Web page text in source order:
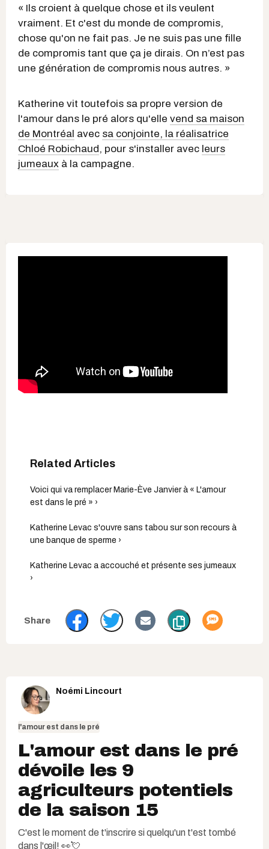
« Ils croient à quelque chose et ils veulent
vraiment. Et c'est du monde de compromis,
chose qu'on ne fait pas. Je ne suis pas une fille
de compromis tant que ça je dirais. On n’est pas
une génération de compromis nous autres. »
Katherine vit toutefois sa propre version de
l'amour dans le pré alors qu'elle vend sa maison
de Montréal avec sa conjointe, la réalisatrice
Chloé Robichaud, pour s'installer avec leurs
jumeaux à la campagne.
Voici qui va remplacer Marie-Ève Janvier à « L'amour
est dans le pré » ›
Katherine Levac s'ouvre sans tabou sur son recours à
une banque de sperme ›
Katherine Levac a accouché et présente ses jumeaux
›
Noémi Lincourt
l'amour est dans le pré
L'amour est dans le pré
dévoile les 9
agriculteurs potentiels
de la saison 15
C'est le moment de t'inscrire si quelqu'un t'est tombé
dans l'œil! 👀💘